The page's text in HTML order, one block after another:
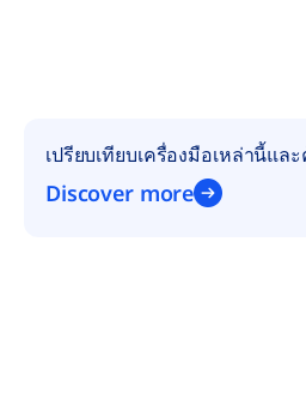
เปรียบเทียบเครื่องมือเหล่านี้แ
Discover more